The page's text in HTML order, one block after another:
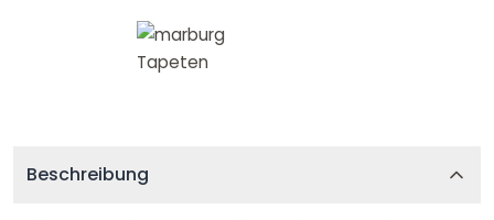
Beschreibung